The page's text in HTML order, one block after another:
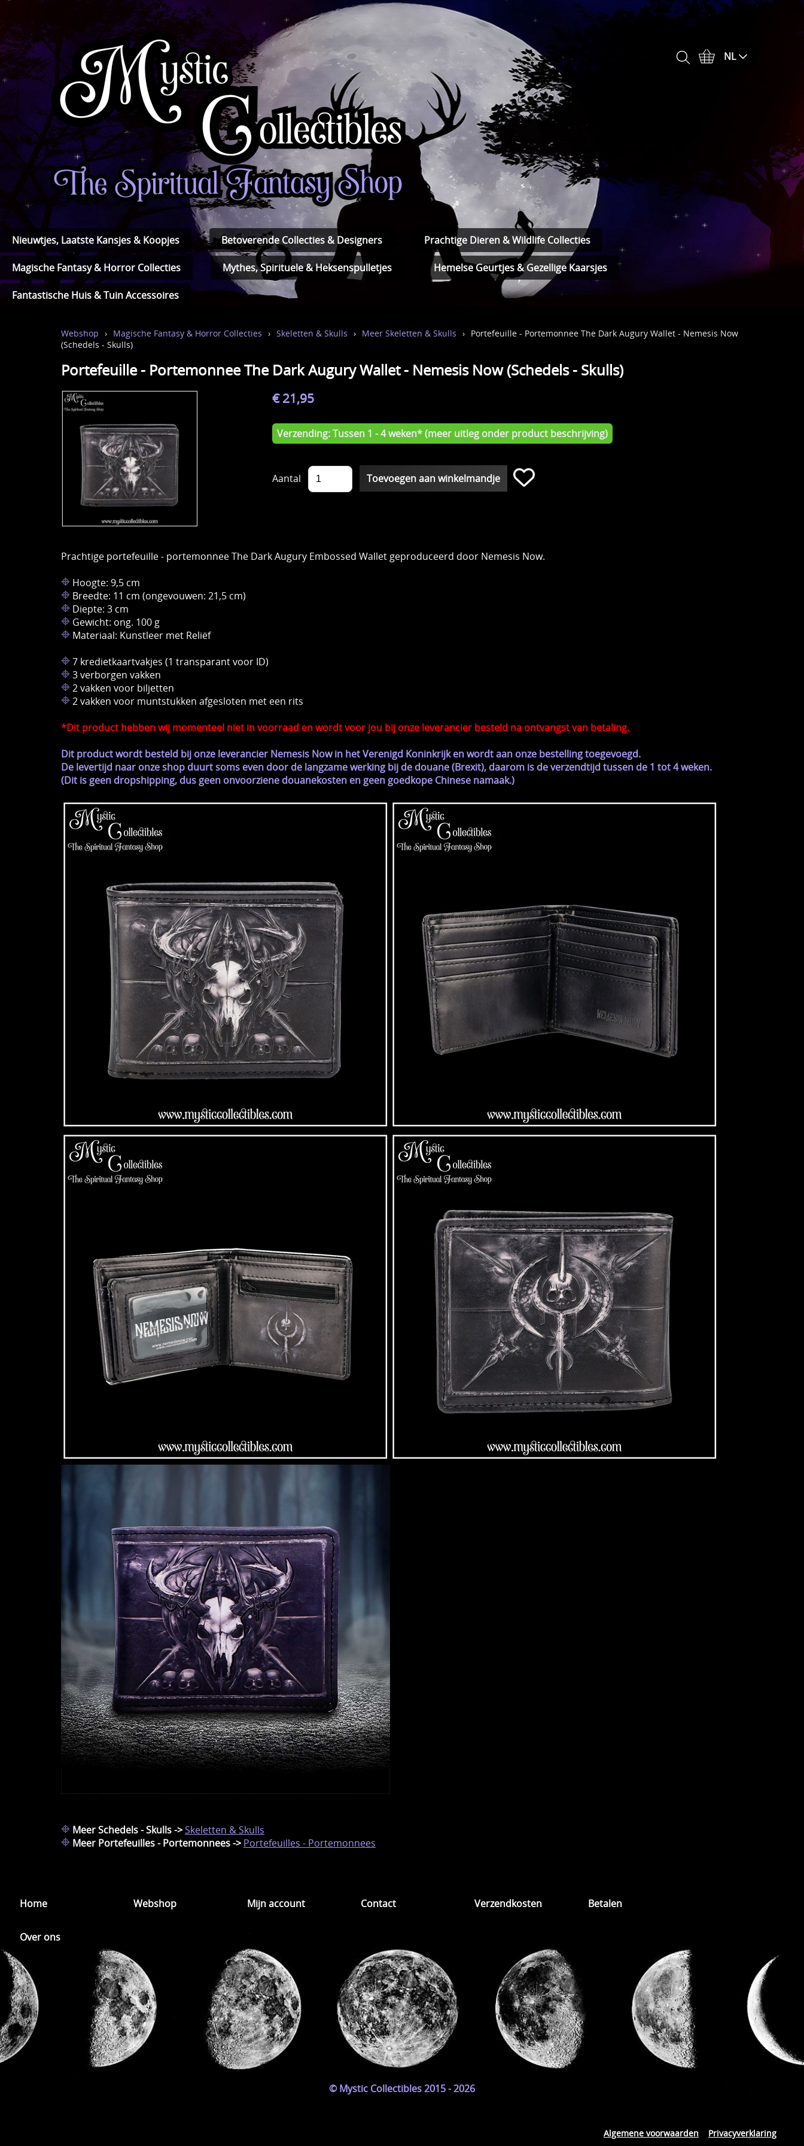
NL
Nieuwtjes, Laatste Kansjes & Koopjes Betoverende Collecties & Designers Prachtige Dieren & Wildlife Collecties
Magische Fantasy & Horror Collecties Mythes, Spirituele & Heksenspulletjes Hemelse Geurtjes & Gezellige Kaarsjes
Fantastische Huis & Tuin Accessoires
Webshop › Magische Fantasy & Horror Collecties › Skeletten & Skulls › Meer Skeletten & Skulls › Portefeuille - Portemonnee The Dark Augury Wallet - Nemesis Now
(Schedels - Skulls)
Portefeuille - Portemonnee The Dark Augury Wallet - Nemesis Now (Schedels - Skulls)
€ 21,95
Verzending: Tussen 1 - 4 weken* (meer uitleg onder product beschrijving)
Aantal
Prachtige portefeuille - portemonnee The Dark Augury Embossed Wallet geproduceerd door Nemesis Now.
Hoogte: 9,5 cm
Breedte: 11 cm (ongevouwen: 21,5 cm)
Diepte: 3 cm
Gewicht: ong. 100 g
Materiaal: Kunstleer met Reliëf
7 kredietkaartvakjes (1 transparant voor ID)
3 verborgen vakken
2 vakken voor biljetten
2 vakken voor muntstukken afgesloten met een rits
*Dit product hebben wij momenteel niet in voorraad en wordt voor jou bij onze leverancier besteld na ontvangst van betaling.
Dit product wordt besteld bij onze leverancier Nemesis Now in het Verenigd Koninkrijk en wordt aan onze bestelling toegevoegd.
De levertijd naar onze shop duurt soms even door de langzame werking bij de douane (Brexit), daarom is de verzendtijd tussen de 1 tot 4 weken.
(Dit is geen dropshipping, dus geen onvoorziene douanekosten en geen goedkope Chinese namaak.)
Meer Schedels - Skulls ->Skeletten & Skulls
Meer Portefeuilles - Portemonnees -> Portefeuilles - Portemonnees
Home Webshop Mijn account Contact Verzendkosten Betalen
Over ons
© Mystic Collectibles 2015 - 2026
Algemene voorwaarden Privacyverklaring